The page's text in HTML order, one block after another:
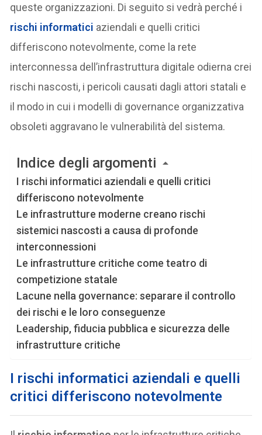
queste organizzazioni. Di seguito si vedrà perché i
rischi informatici aziendali e quelli critici
differiscono notevolmente, come la rete
interconnessa dell’infrastruttura digitale odierna crei
rischi nascosti, i pericoli causati dagli attori statali e
il modo in cui i modelli di governance organizzativa
obsoleti aggravano le vulnerabilità del sistema.
Indice degli argomenti
I rischi informatici aziendali e quelli critici
differiscono notevolmente
Le infrastrutture moderne creano rischi
sistemici nascosti a causa di profonde
interconnessioni
Le infrastrutture critiche come teatro di
competizione statale
Lacune nella governance: separare il controllo
dei rischi e le loro conseguenze
Leadership, fiducia pubblica e sicurezza delle
infrastrutture critiche
I rischi informatici aziendali e quelli
critici differiscono notevolmente